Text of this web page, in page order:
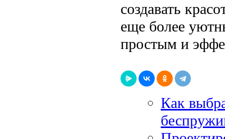
создавать
еще более
простым и
Как